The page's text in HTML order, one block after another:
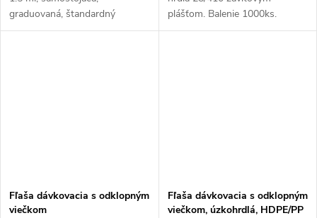
graduovaná, štandardný
neutralny uzáver s O ringom,
plášťom. Balenie 1000ks.
Fľaša dávkovacia s odklopným
viečkom
Fľaša dávkovacia s odklopným
viečkom, úzkohrdlá, HDPE/PP